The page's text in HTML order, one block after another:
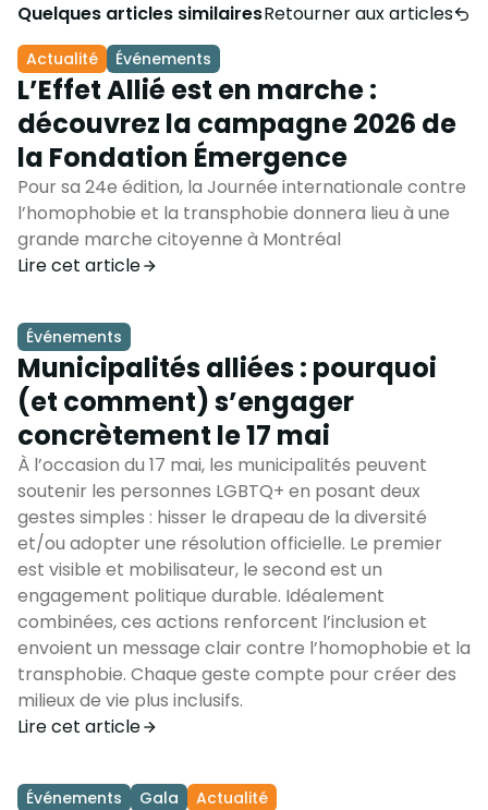
Quelques articles similairesRetourner aux articles
Actualité Événements
L’Effet Allié est en marche :
découvrez la campagne 2026 de
la Fondation Émergence
Pour sa 24e édition, la Journée internationale contre
l’homophobie et la transphobie donnera lieu à une
grande marche citoyenne à Montréal
Lire cet article
Événements
Municipalités alliées : pourquoi
(et comment) s’engager
concrètement le 17 mai
À l’occasion du 17 mai, les municipalités peuvent
soutenir les personnes LGBTQ+ en posant deux
gestes simples : hisser le drapeau de la diversité
et/ou adopter une résolution officielle. Le premier
est visible et mobilisateur, le second est un
engagement politique durable. Idéalement
combinées, ces actions renforcent l’inclusion et
envoient un message clair contre l’homophobie et la
transphobie. Chaque geste compte pour créer des
milieux de vie plus inclusifs.
Lire cet article
Événements Gala Actualité